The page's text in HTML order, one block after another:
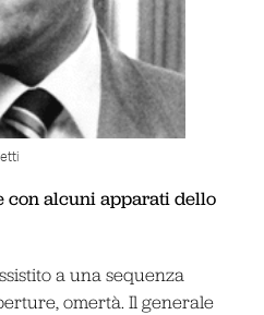
con alcuni apparati dello
a una sequenza
omertà. Il generale